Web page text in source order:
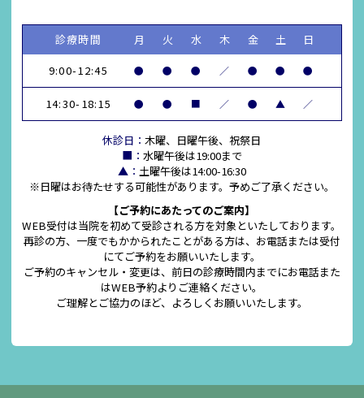
診療時間 月 火 水 木 金 土
日
9:00-12:45
● ● ● ／ ● ● ●
14:30-18:15 ● ● ■ ／ ● ▲ ／
休診日：木曜、日曜午後、祝祭日
■： 水曜午後は19:00まで
▲： 土曜午後は14:00-16:30
※日曜はお待たせする可能性があります。予めご了承ください。
【ご予約にあたってのご案内】
WEB受付は当院を初めて受診される方を対象といたしております。
再診の方、一度でもかかられたことがある方は、お電話または受付
にてご予約をお願いいたします。
ご予約のキャンセル・変更は、前日の診療時間内までにお電話また
はWEB予約よりご連絡ください。
ご理解とご協力のほど、よろしくお願いいたします。